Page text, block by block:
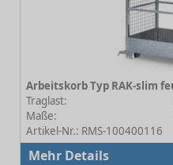
Traglast:
Maße:
Artikel-Nr.: RMS-100400116
Mehr Details